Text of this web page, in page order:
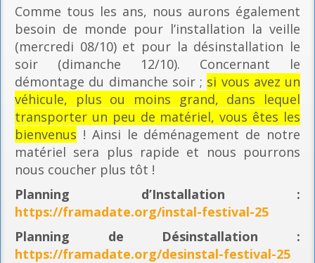
Comme tous les ans, nous aurons également
besoin de monde pour l’installation la veille
(mercredi 08/10) et pour la désinstallation le
soir (dimanche 12/10). Concernant le
démontage du dimanche soir ; si vous avez un
véhicule, plus ou moins grand, dans lequel
transporter un peu de matériel, vous êtes les
bienvenus ! Ainsi le déménagement de notre
matériel sera plus rapide et nous pourrons
nous coucher plus tôt !
Planning d’Installation :
https://framadate.org/instal-festival-25
Planning de Désinstallation :
https://framadate.org/desinstal-festival-25